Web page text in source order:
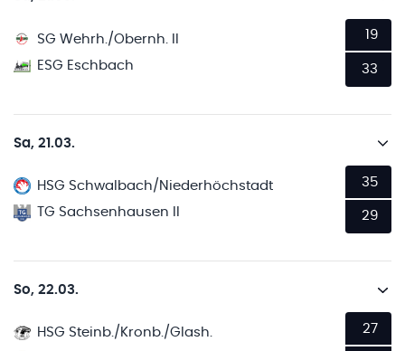
SG Wehrh./Obernh. II
ESG Eschbach
19
33
Sa, 21.03.
HSG Schwalbach/Niederhöchstadt
TG Sachsenhausen II
35
29
So, 22.03.
HSG Steinb./Kronb./Glash.
27